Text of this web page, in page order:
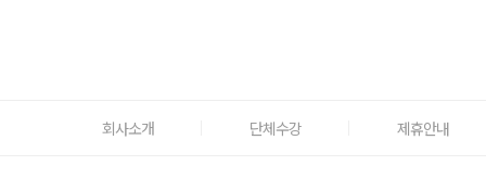
회사소개 단체수강 제휴안내